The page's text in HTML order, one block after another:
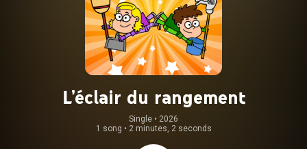
L’éclair du rangement
Single • 2026
1 song • 2 minutes, 2 seconds